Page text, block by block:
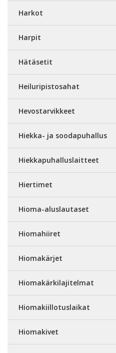
Harkot
Harpit
Hätäsetit
Heiluripistosahat
Hevostarvikkeet
Hiekka- ja soodapuhallus
Hiekkapuhalluslaitteet
Hiertimet
Hioma-aluslautaset
Hiomahiiret
Hiomakärjet
Hiomakärkilajitelmat
Hiomakiillotuslaikat
Hiomakivet